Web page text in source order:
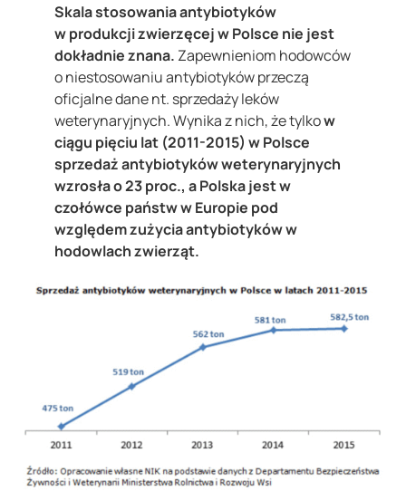
Skala stosowania antybiotyków
w produkcji zwierzęcej w Polsce nie jest
dokładnie znana. Zapewnieniom hodowców
o niestosowaniu antybiotyków przeczą
oficjalne dane nt. sprzedaży leków
weterynaryjnych. Wynika z nich, że tylkow
ciągu pięciu lat (2011-2015) w Polsce
sprzedaż antybiotyków weterynaryjnych
wzrosła o 23 proc., a Polska jest w
czołówce państw w Europie pod
względem zużycia antybiotyków w
hodowlach zwierząt.